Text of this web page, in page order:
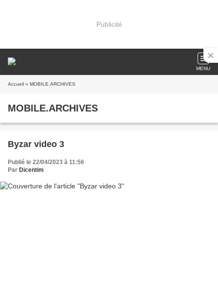
Publicité
MENU
Accueil » MOBILE.ARCHIVES
MOBILE.ARCHIVES
Byzar video 3
Publié le 22/04/2023 à 11:56
Par Dicentim